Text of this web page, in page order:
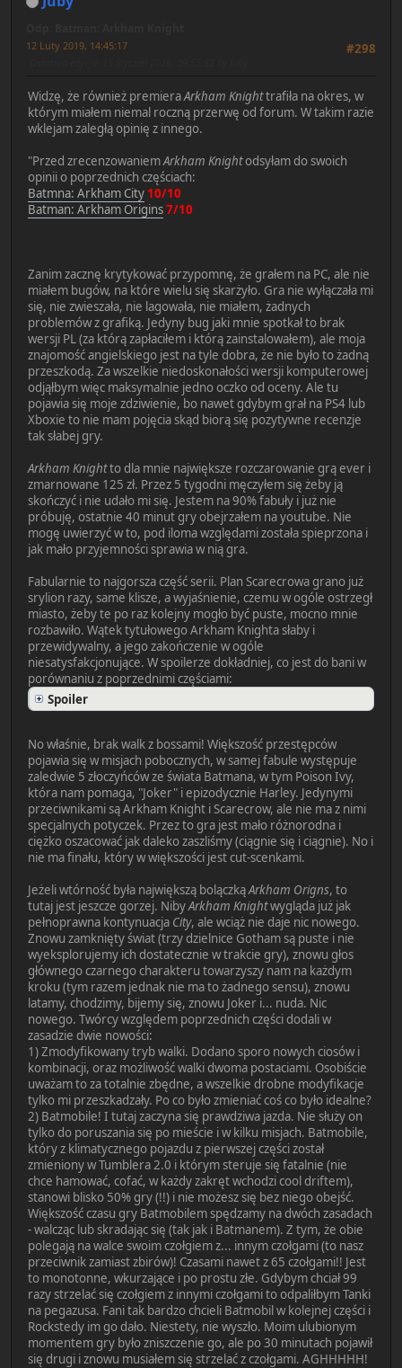
#298
12 Luty 2019, 14:45:17
Widzę, że również premieraArkham Knighttrafiła na okres, w
którym miałem niemal roczną przerwę od forum. W takim razie
wklejam zaległą opinię z innego.
"Przed zrecenzowaniemArkham Knightodsyłam do swoich
opinii o poprzednich częściach:
Batmna: Arkham City 10/10
Batman: Arkham Origins7/10
Zanim zacznę krytykować przypomnę, że grałem na PC, ale nie
miałem bugów, na które wielu się skarżyło. Gra nie wyłączała mi
się, nie zwieszała, nie lagowała, nie miałem, żadnych
problemów z grafiką. Jedyny bug jaki mnie spotkał to brak
wersji PL (za którą zapłaciłem i którą zainstalowałem), ale moja
znajomość angielskiego jest na tyle dobra, że nie było to żadną
przeszkodą. Za wszelkie niedoskonałości wersji komputerowej
odjąłbym więc maksymalnie jedno oczko od oceny. Ale tu
pojawia się moje zdziwienie, bo nawet gdybym grał na PS4 lub
Xboxie to nie mam pojęcia skąd biorą się pozytywne recenzje
tak słabej gry.
Arkham Knightto dla mnie największe rozczarowanie grą ever i
zmarnowane 125 zł. Przez 5 tygodni męczyłem się żeby ją
skończyć i nie udało mi się. Jestem na 90% fabuły i już nie
próbuję, ostatnie 40 minut gry obejrzałem na youtube. Nie
mogę uwierzyć w to, pod iloma względami została spieprzona i
jak mało przyjemności sprawia w nią gra.
Fabularnie to najgorsza część serii. Plan Scarecrowa grano już
srylion razy, same klisze, a wyjaśnienie, czemu w ogóle ostrzegł
miasto, żeby te po raz kolejny mogło być puste, mocno mnie
rozbawiło. Wątek tytułowego Arkham Knighta słaby i
przewidywalny, a jego zakończenie w ogóle
niesatysfakcjonujące. W spoilerze dokładniej, co jest do bani w
porównaniu z poprzednimi częściami:
Spoiler
No właśnie, brak walk z bossami! Większość przestępców
pojawia się w misjach pobocznych, w samej fabule występuje
zaledwie 5 złoczyńców ze świata Batmana, w tym Poison Ivy,
która nam pomaga, "Joker" i epizodycznie Harley. Jedynymi
przeciwnikami są Arkham Knight i Scarecrow, ale nie ma z nimi
specjalnych potyczek. Przez to gra jest mało różnorodna i
ciężko oszacować jak daleko zaszliśmy (ciągnie się i ciągnie). No i
nie ma finału, który w większości jest cut-scenkami.
Jeżeli wtórność była największą bolączkąArkham Origns, to
tutaj jest jeszcze gorzej. NibyArkham Knightwygląda już jak
pełnoprawna kontynuacja City, ale wciąż nie daje nic nowego.
Znowu zamknięty świat (trzy dzielnice Gotham są puste i nie
wyeksplorujemy ich dostatecznie w trakcie gry), znowu głos
głównego czarnego charakteru towarzyszy nam na każdym
kroku (tym razem jednak nie ma to żadnego sensu), znowu
latamy, chodzimy, bijemy się, znowu Joker i... nuda. Nic
nowego. Twórcy względem poprzednich części dodali w
zasadzie dwie nowości:
1) Zmodyfikowany tryb walki. Dodano sporo nowych ciosów i
kombinacji, oraz możliwość walki dwoma postaciami. Osobiście
uważam to za totalnie zbędne, a wszelkie drobne modyfikacje
tylko mi przeszkadzały. Po co było zmieniać coś co było idealne?
2) Batmobile! I tutaj zaczyna się prawdziwa jazda. Nie służy on
tylko do poruszania się po mieście i w kilku misjach. Batmobile,
który z klimatycznego pojazdu z pierwszej części został
zmieniony w Tumblera 2.0 i którym steruje się fatalnie (nie
chce hamować, cofać, w każdy zakręt wchodzi cool driftem),
stanowi blisko 50% gry (!!) i nie możesz się bez niego obejść.
Większość czasu gry Batmobilem spędzamy na dwóch zasadach
- walcząc lub skradając się (tak jak i Batmanem). Z tym, że obie
polegają na walce swoim czołgiem z... innym czołgami (to nasz
przeciwnik zamiast zbirów)! Czasami nawet z 65 czołgami!! Jest
to monotonne, wkurzające i po prostu złe. Gdybym chciał 99
razy strzelać się czołgiem z innymi czołgami to odpaliłbym Tanki
na pegazusa. Fani tak bardzo chcieli Batmobil w kolejnej części i
Rockstedy im go dało. Niestety, nie wyszło. Moim ulubionym
momentem gry było zniszczenie go, ale po 30 minutach pojawił
się drugi i znowu musiałem się strzelać z czołgami. AGHHHHH!